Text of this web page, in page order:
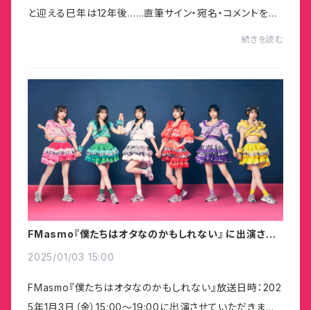
と迎える巳年は12年後……直筆サイン・宛名・コメントを入
続きを読む
FMasmo『僕たちはオタなのかもしれない』 に出演させ
2025/01/03 15:00
FMasmo『僕たちはオタなのかもしれない』放送日時：202
5年1月3日（金）15:00〜19:00に出演させていただきます！